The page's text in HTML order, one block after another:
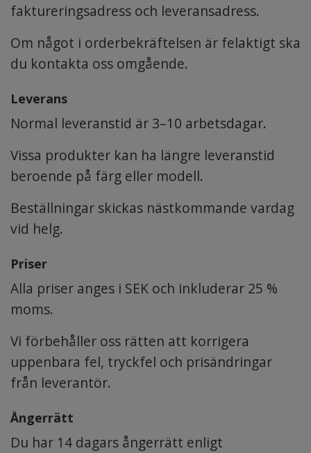
faktureringsadress och leveransadress.
Om något i orderbekräftelsen är felaktigt ska
du kontakta oss omgående.
Leverans
Normal leveranstid är 3–10 arbetsdagar.
Vissa produkter kan ha längre leveranstid
beroende på färg eller modell.
Beställningar skickas nästkommande vardag
vid helg.
Priser
Alla priser anges i SEK och inkluderar 25 %
moms.
Vi förbehåller oss rätten att korrigera
uppenbara fel, tryckfel och prisändringar
från leverantör.
Ångerrätt
Du har 14 dagars ångerrätt enligt